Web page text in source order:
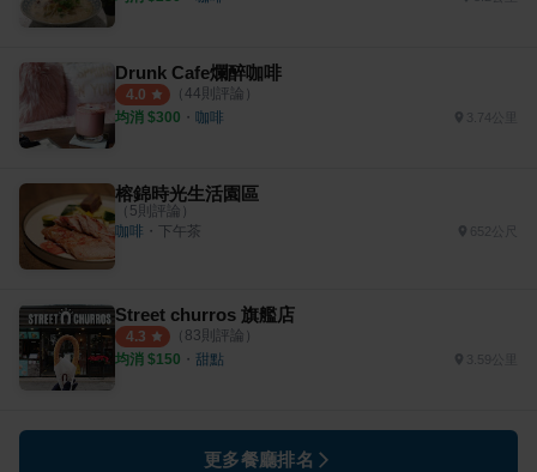
Drunk Cafe爛醉咖啡
4.0 （ 44則評論）
均消 $300 ・ 咖啡 3.74公里
榕錦時光生活園區
（ 5則評論）
咖啡 ・ 下午茶 652公尺
Street churros 旗艦店
4.3 （ 83則評論）
均消 $150 ・ 甜點 3.59公里
更多餐廳排名